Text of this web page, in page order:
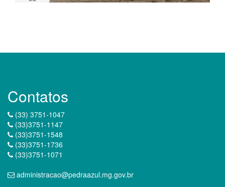
Contatos
(33) 3751-1047
(33)3751-1147
(33)3751-1548
(33)3751-1736
(33)3751-1071
administracao@pedraazul.mg.gov.br